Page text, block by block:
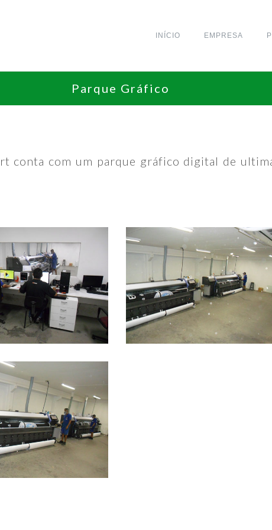
INÍCIO EMPRESA
Parque Gráfico
conta com um parque gráfico digital de